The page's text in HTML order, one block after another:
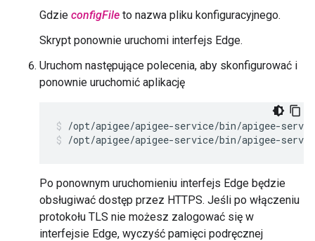
Gdzie configFile to nazwa pliku konfiguracyjnego.
Skrypt ponownie uruchomi interfejs Edge.
Uruchom następujące polecenia, aby skonfigurować i
ponownie uruchomić aplikację
/opt/apigee/apigee-service/bin/apigee-
/opt/apigee/apigee-service/bin/apigee-
Po ponownym uruchomieniu interfejs Edge będzie
obsługiwać dostęp przez HTTPS. Jeśli po włączeniu
protokołu TLS nie możesz zalogować się w
interfejsie Edge, wyczyść pamięci podręcznej